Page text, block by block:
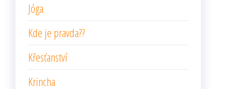
Jóga
Kde je pravda??
Křesťanství
Krincha